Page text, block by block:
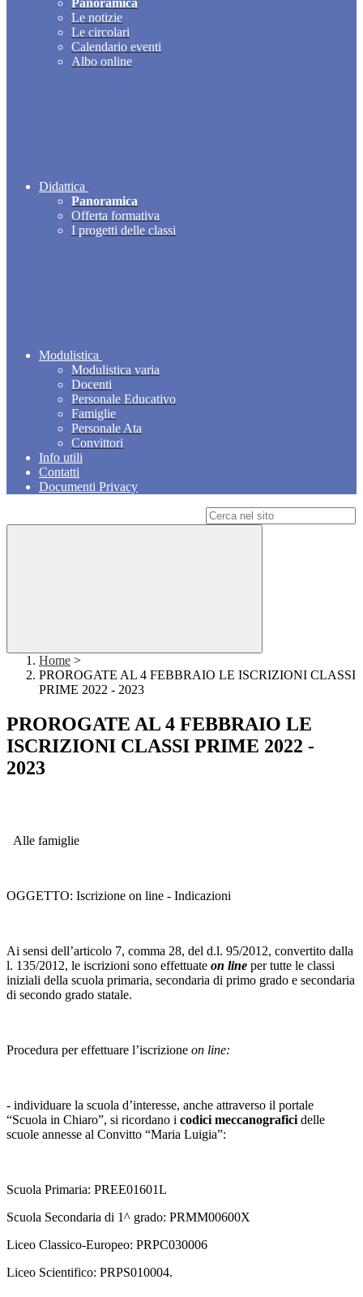
Panoramica
Le notizie
Le circolari
Calendario eventi
Albo online
Didattica
Panoramica
Offerta formativa
I progetti delle classi
Modulistica
Modulistica varia
Docenti
Personale Educativo
Famiglie
Personale Ata
Convittori
Info utili
Contatti
Documenti Privacy
Home >
PROROGATE AL 4 FEBBRAIO LE ISCRIZIONI CLASSI
PRIME 2022 - 2023
PROROGATE AL 4 FEBBRAIO LE
ISCRIZIONI CLASSI PRIME 2022 -
2023
Alle famiglie
OGGETTO: Iscrizione on line - Indicazioni
Ai sensi dell’articolo 7, comma 28, del d.l. 95/2012, convertito dalla
l. 135/2012, le iscrizioni sono effettuate on line per tutte le classi
iniziali della scuola primaria, secondaria di primo grado e secondaria
di secondo grado statale.
Procedura per effettuare l’iscrizione on line:
- individuare la scuola d’interesse, anche attraverso il portale
“Scuola in Chiaro”, si ricordano i codici meccanografici delle
scuole annesse al Convitto “Maria Luigia”:
Scuola Primaria: PREE01601L
Scuola Secondaria di 1^ grado: PRMM00600X
Liceo Classico-Europeo: PRPC030006
Liceo Scientifico: PRPS010004.